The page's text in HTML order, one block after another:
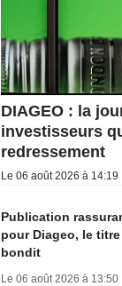
DIAGEO : la
investisseurs
redressement
Le 06 août 2026 à 14:19
Publication
pour Diageo, le titre
bondit
Le 06 août 2026 à 13:50